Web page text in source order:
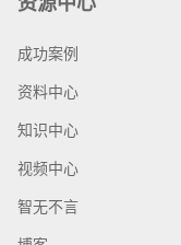
成功案例
资料中心
知识中心
视频中心
智无不言